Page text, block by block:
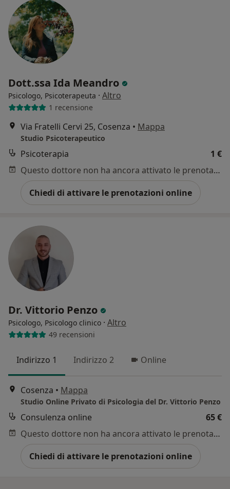
Dott.ssa Ida Meandro
Psicologo, Psicoterapeuta · Altro
1 recensione
Via Fratelli Cervi 25, Cosenza • Mappa
Studio Psicoterapeutico
Psicoterapia
1 €
Questo dottore non ha ancora attivato le prenotazioni online presso questo indirizzo.
Chiedi di attivare le prenotazioni online
Dr. Vittorio Penzo
Psicologo, Psicologo clinico · Altro
49 recensioni
Indirizzo 1 Indirizzo 2 Online
Cosenza • Mappa
Studio Online Privato di Psicologia del Dr. Vittorio Penzo
Consulenza online
65 €
Questo dottore non ha ancora attivato le prenotazioni online presso questo indirizzo.
Chiedi di attivare le prenotazioni online